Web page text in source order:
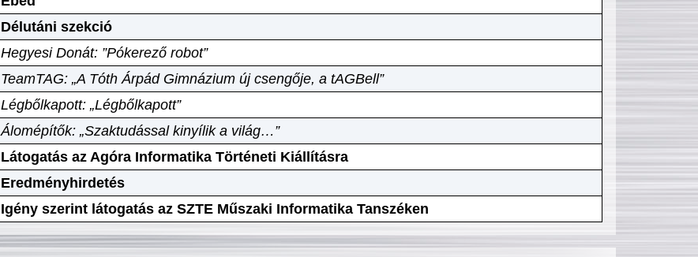
Délutáni szekció
Hegyesi Donát: ”Pókerező robot”
TeamTAG: „A Tóth Árpád Gimnázium új csengője, a tAGBell”
Légbőlkapott: „Légbőlkapott”
Álomépítők: „Szaktudással kinyílik a világ…”
Látogatás az Agóra Informatika Történeti Kiállításra
Eredményhirdetés
Igény szerint látogatás az SZTE Műszaki Informatika Tanszéken